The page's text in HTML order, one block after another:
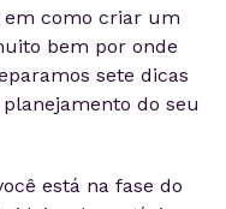
em como criar um
bem por onde
sete dicas
do seu
está na fase do